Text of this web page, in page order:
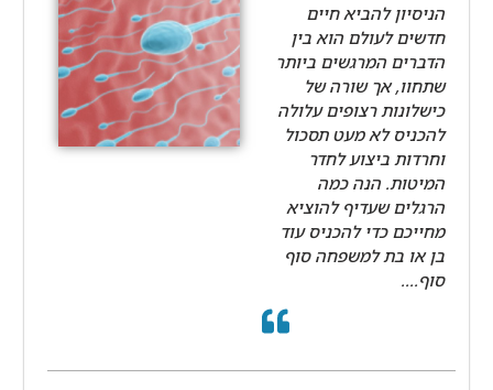
הניסיון להביא חיים
חדשים לעולם הוא בין
הדברים המרגשים ביותר
שתחוו, אך שורה של
כישלונות רצופים עלולה
להכניס לא מעט תסכול
וחרדות ביצוע לחדר
המיטות. הנה כמה
הרגלים שעדיף להוציא
מחייכם כדי להכניס עוד
בן או בת למשפחה סוף
סוף....